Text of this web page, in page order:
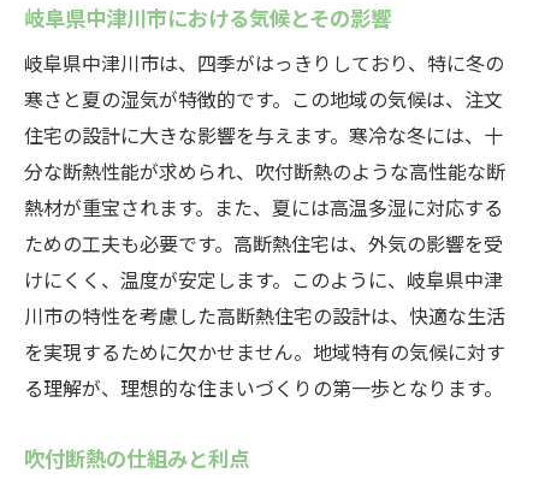
地域に密着した施工会社の選び方
エコロジー認証制度とそのメリット
高断熱住宅のメリット岐阜県中津川市で注文住
宅を建てる理由
快適な生活空間の実現
光熱費の削減効果
健康への影響
長期的なコスト面でのメリット
住宅価値の向上
地域特性に適した住宅づくり
するポイント
岐阜県中津川市における気候とその影響
岐阜県中津川市は、四季がはっきりしており、特に冬の
寒さと夏の湿気が特徴的です。この地域の気候は、注文
住宅の設計に大きな影響を与えます。寒冷な冬には、十
分な断熱性能が求められ、吹付断熱のような高性能な断
熱材が重宝されます。また、夏には高温多湿に対応する
ための工夫も必要です。高断熱住宅は、外気の影響を受
けにくく、温度が安定します。このように、岐阜県中津
川市の特性を考慮した高断熱住宅の設計は、快適な生活
を実現するために欠かせません。地域特有の気候に対す
る理解が、理想的な住まいづくりの第一歩となります。
吹付断熱の仕組みと利点